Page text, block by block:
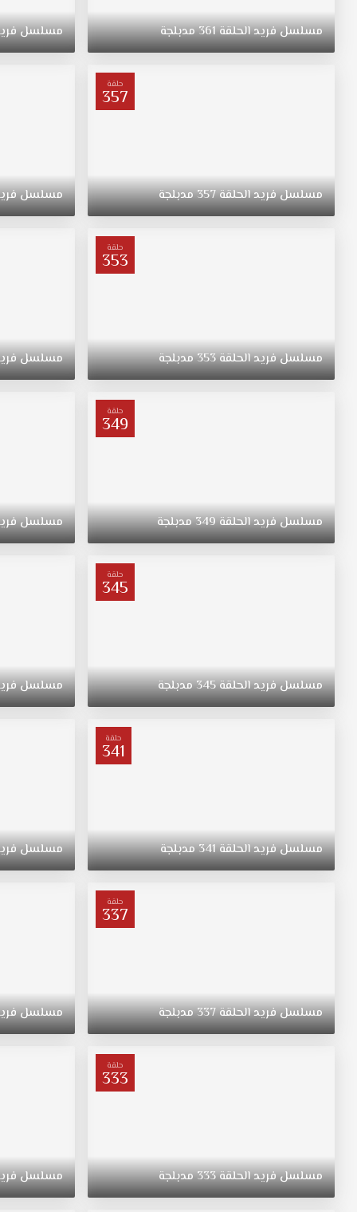
عائلة
غنية
من
مدبلج
الحلقة
مسلسل
فريد
الطائش
والمتهور
درسا،
أن
يزوجه
بابنة
مسلسلفريدالحلقة361مدبلجة مسلسل
حلقة
357
مسلسلفريدالحلقة357مدبلجة مسلسل
حلقة
353
مسلسلفريدالحلقة353مدبلجة مسلسل
حلقة
349
مسلسلفريدالحلقة349مدبلجة مسلسل
حلقة
345
مسلسلفريدالحلقة345مدبلجة مسلسل
حلقة
341
مسلسلفريدالحلقة341مدبلجة مسلسل
حلقة
337
مسلسلفريدالحلقة337مدبلجة مسلسل
حلقة
333
مسلسلفريدالحلقة333مدبلجة مسلسل